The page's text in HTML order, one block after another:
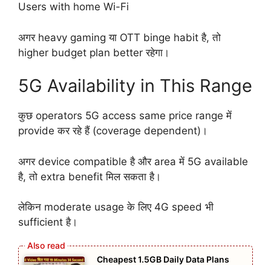
Users with home Wi-Fi
अगर heavy gaming या OTT binge habit है, तो
higher budget plan better रहेगा।
5G Availability in This Range
कुछ operators 5G access same price range में
provide कर रहे हैं (coverage dependent)।
अगर device compatible है और area में 5G available
है, तो extra benefit मिल सकता है।
लेकिन moderate usage के लिए 4G speed भी
sufficient है।
Cheapest 1.5GB Daily Data Plans